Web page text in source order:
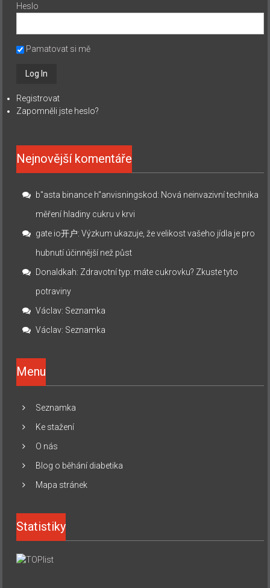
Heslo
Pamatovat si mě
Registrovat
Zapomněli jste heslo?
Nejnovější komentáře
b"asta binance h"anvisningskod: Nová neinvazivní technika
měření hladiny cukru v krvi
gate io开户:Výzkum ukazuje, že velikost vašeho jídla je pro
hubnutí účinnější než půst
Donaldkah: Zdravotní typ: máte cukrovku? Zkuste tyto
potraviny
Václav: Seznamka
Václav: Seznamka
Menu
Seznamka
Ke stažení
O nás
Blog o běhání diabetika
Mapa stránek
Statistiky